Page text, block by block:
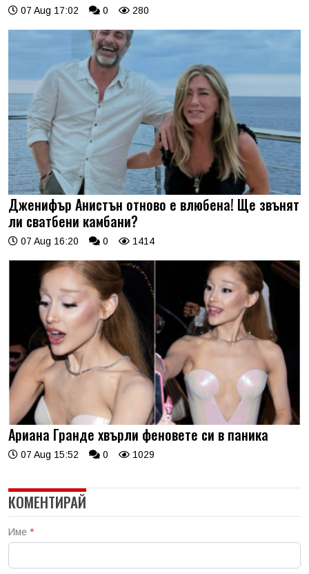
07 Aug 17:02 0 280
Дженифър Анистън отново е влюбена! Ще звънят
ли сватбени камбани?
07 Aug 16:20 0 1414
Ариана Гранде хвърли феновете си в паника
07 Aug 15:52 0 1029
КОМЕНТИРАЙ
Име *